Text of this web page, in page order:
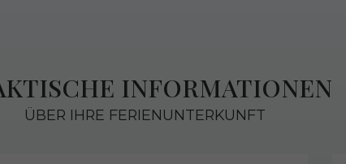
INFORMATIONEN
ÜBER IHRE FERIENUNTERKUNFT